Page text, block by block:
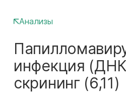
Анализы
инфекция
скрининг (6,11)